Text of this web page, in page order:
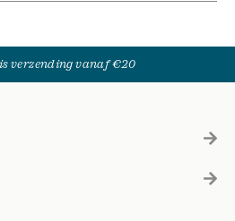
verzending vanaf €20